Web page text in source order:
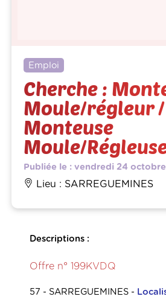
Emploi
Cherche :
Moule/régleur /
Monteuse
Moule/
Publiée le : vendredi 24
Lieu : SARREGUEMINES
Descriptions :
Offre n° 199KVDQ
57 - SARREGUEMINES -